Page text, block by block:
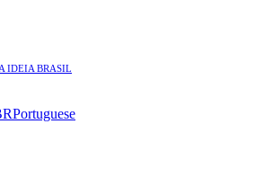
IDEIA BRASIL
Portuguese